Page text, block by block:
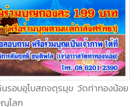
รอบอุโบสถจตุรมุข วัดท่าทองน้อย
โลก